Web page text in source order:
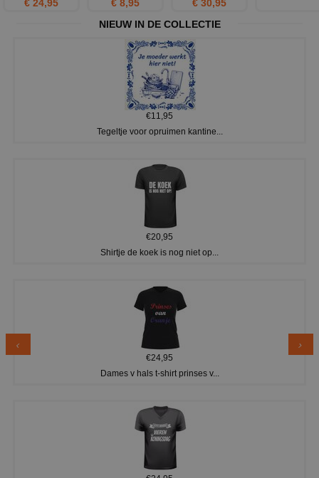
€ 24,95
€ 8,95
€ 30,95
NIEUW IN DE COLLECTIE
€11,95
Tegeltje voor opruimen kantine...
€20,95
Shirtje de koek is nog niet op...
€24,95
Dames v hals t-shirt prinses v...